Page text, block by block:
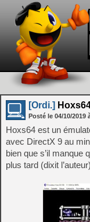
[Ordi.]
Posté le 04/10/2019
Hoxs64 est un
avec DirectX 9 au
bien que s’il manque
plus tard (dixit l’auteur)